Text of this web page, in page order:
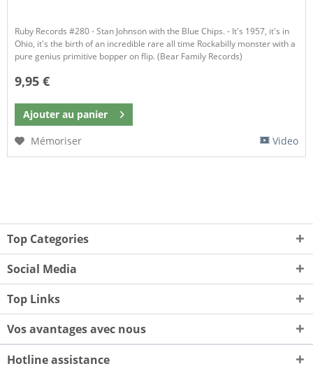
Ruby Records #280 - Stan Johnson with the Blue Chips. - It's 1957, it's in
Ohio, it's the birth of an incredible rare all time Rockabilly monster with a
pure genius primitive bopper on flip. (Bear Family Records)
9,95 €
Ajouter au panier
Mémoriser
Video
Top Categories
Social Media
Top Links
Vos avantages avec nous
Hotline assistance